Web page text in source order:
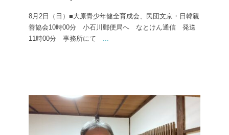
8月2日（日）■大原青少年健全育成会、民団文京・日韓親
善協会10時00分 小石川郵便局へ なとけん通信 発送
11時00分 事務所にて